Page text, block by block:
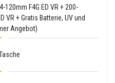
120mm F4G ED VR + 200-
VR + Gratis Batterie, UV und
Angebot)